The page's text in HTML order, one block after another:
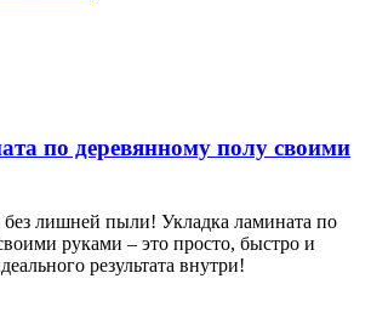
по деревянному полу своими
без лишней пыли! Укладка ламината по
руками – это просто, быстро и
результата внутри!